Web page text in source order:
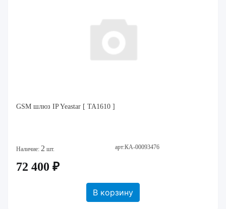
GSM шлюз IP Yeastar [ TA1610 ]
Наличие: 2 шт. арт:КА-00093476
72 400 ₽
В корзину